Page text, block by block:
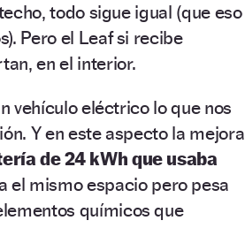
todo sigue igual (que eso
Pero el Leaf si recibe
en el interior.
vehículo eléctrico lo que nos
Y en este aspecto la mejora
de 24 kWh que usaba
el mismo espacio pero pesa
químicos que